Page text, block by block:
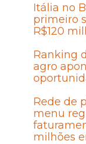
Itália no
primeiro
R$120
Ranking
agro
Rede de
menu
milhões